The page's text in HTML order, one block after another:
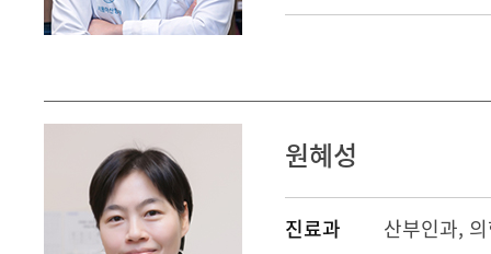
원혜성
진료과 산부인과,